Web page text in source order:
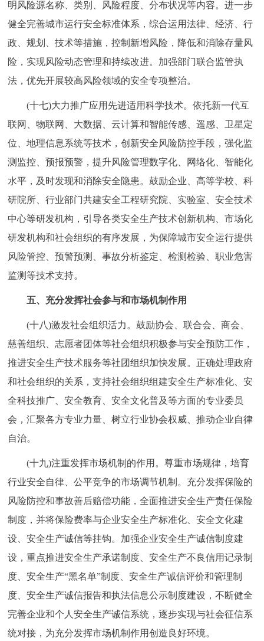
明风险源名称、类别、风险程度、分布状况等内容。进一步
健全完善城市运行安全标准体系，综合运用法律、经济、行
政、规划、技术等措施，控制新增风险，降低和消除存量风
险，实现风险动态管理和持续改进。加强部门联合监管执
法，优先开展较高风险领域的安全专项整治。
(十七)大力推广应用先进适用科学技术。依托新一代互
联网、物联网、大数据、云计算和智能传感、遥感、卫星定
位、地理信息系统等技术，创新安全风险防控手段，强化监
测监控、预报预警，提升风险管理数字化、网络化、智能化
水平，及时发现和消除安全隐患。鼓励企业、高等学校、科
研院所、行业部门共建安全工程研究院、实验室、安全技术
中心等研发机构，引导各类安全生产技术创新机构、市场化
研发机构和社会组织的有序发展，为保障城市安全运行提供
风险管控、预警预测、事故分析鉴定、检测检验、职业危害
监测等技术支持。
五、充分发挥社会参与和市场机制作用
(十八)激发社会组织活力。鼓励协会、联合会、商会、
慈善组织、志愿者团体等社会组织积极参与安全预防工作，
推进安全生产技术服务等社团组织加快发展。正确处理政府
和社会组织的关系，支持社会组织组建安全生产标准化、安
全科技推广、安全教育、安全文化普及等方面的专业委员
会，汇聚各方专业力量、树立行业协会权威、推动企业自律
自治。
(十九)注重发挥市场机制的作用。尊重市场规律，培育
行业安全自律、公平竞争的市场调节机制。充分发挥保险的
风险防控和事故善后赔偿功能，全面推进安全生产责任保险
制度，并将保险费率与企业安全生产标准化、安全文化建
设、安全生产诚信等挂钩。加强企业安全生产诚信制度建
设，重点推进安全生产承诺制度、安全生产不良信用记录制
度、安全生产“黑名单”制度、安全生产诚信评价和管理制
度、安全生产诚信报告和执法信息公示制度建设，不断健全
完善企业和个人安全生产诚信系统，逐步实现与社会征信系
统对接，为充分发挥市场机制作用创造良好环境。